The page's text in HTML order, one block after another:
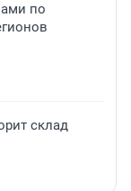
по
склад